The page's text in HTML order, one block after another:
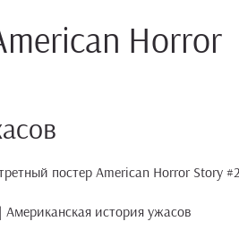
Horror
постер American Horror Story